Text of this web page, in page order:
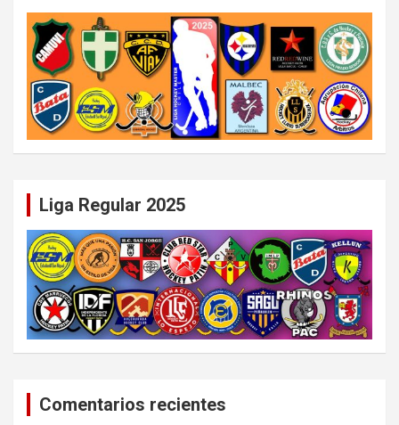
Liga Regular 2025
Comentarios recientes